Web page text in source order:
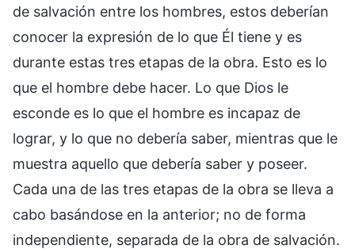
de salvación entre los hombres, estos deberían
conocer la expresión de lo que Él tiene y es
durante estas tres etapas de la obra. Esto es lo
que el hombre debe hacer. Lo que Dios le
esconde es lo que el hombre es incapaz de
lograr, y lo que no debería saber, mientras que le
muestra aquello que debería saber y poseer.
Cada una de las tres etapas de la obra se lleva a
cabo basándose en la anterior; no de forma
independiente, separada de la obra de salvación.